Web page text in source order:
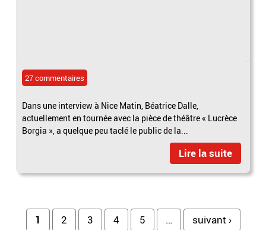
27 commentaires
Dans une interview à Nice Matin, Béatrice Dalle,
actuellement en tournée avec la pièce de théâtre « Lucrèce
Borgia », a quelque peu taclé le public de la...
Lire la suite
1 2 3 4 5 … suivant ›